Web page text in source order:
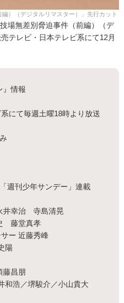
）（デジタルリマスター）」先行カット
場無差別脅迫事件（前編）（デ
テレビ・日本テレビ系にて12月
』情報
にて毎週土曜18時より放送
週刊少年サンデー」連載
井幸治 寺島清晃
藤堂真孝
ー 近藤秀峰
陽
藤昌朋
和浩／堺駿介／小山貴大